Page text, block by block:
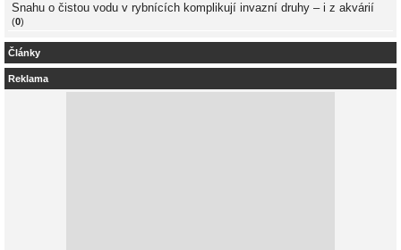
Snahu o čistou vodu v rybnících komplikují invazní druhy – i z akvárií
(0)
Články
Reklama